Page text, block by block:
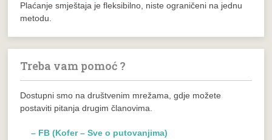
Plaćanje smještaja je fleksibilno, niste ograničeni na jednu
metodu.
Treba vam pomoć ?
Dostupni smo na društvenim mrežama, gdje možete
postaviti pitanja drugim članovima.
– FB (Kofer – Sve o putovanjima)